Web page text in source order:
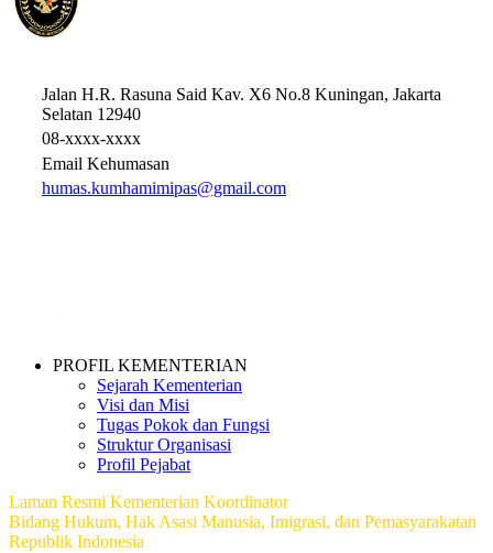
Jalan H.R. Rasuna Said Kav. X6 No.8 Kuningan, Jakarta
Selatan 12940
08-xxxx-xxxx
Email Kehumasan
humas.kumhamimipas@gmail.com
PROFIL KEMENTERIAN
Sejarah Kementerian
Visi dan Misi
Tugas Pokok dan Fungsi
Struktur Organisasi
Profil Pejabat
Laman Resmi Kementerian Koordinator
Bidang Hukum, Hak Asasi Manusia, Imigrasi, dan Pemasyarakatan
Republik Indonesia